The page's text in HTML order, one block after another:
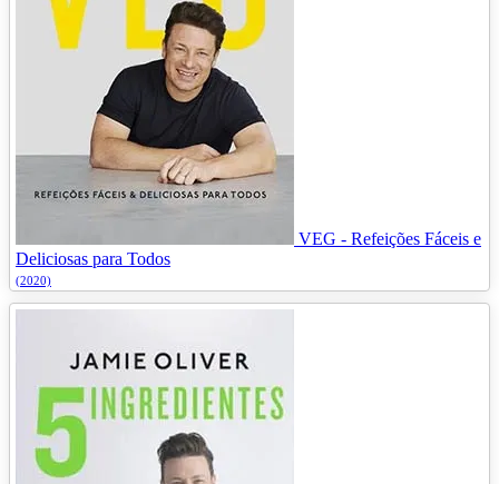
VEG - Refeições Fáceis e
Deliciosas para Todos
(2020)